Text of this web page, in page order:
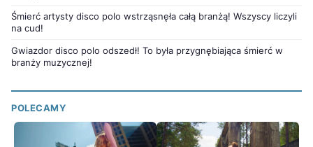
Śmierć artysty disco polo wstrząsnęła całą branżą! Wszyscy liczyli
na cud!
Gwiazdor disco polo odszedł! To była przygnębiająca śmierć w
branży muzycznej!
POLECAMY